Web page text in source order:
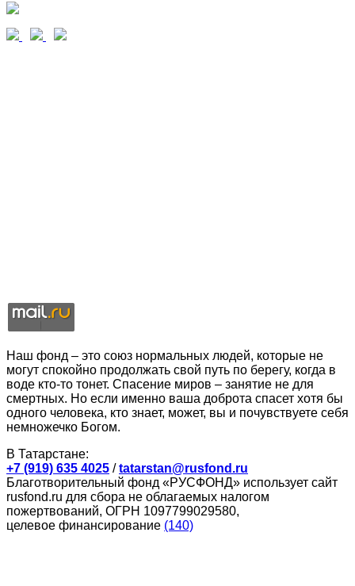
Наш фонд – это союз нормальных людей, которые не
могут спокойно продолжать свой путь по берегу, когда в
воде кто-то тонет. Спасение миров – занятие не для
смертных. Но если именно ваша доброта спасет хотя бы
одного человека, кто знает, может, вы и почувствуете себя
немножечко Богом.
В Татарстане:
+7 (919) 635 4025 /tatarstan@rusfond.ru
Благотворительный фонд «РУСФОНД» использует сайт
rusfond.ru для сбора не облагаемых налогом
пожертвований, ОГРН 1097799029580,
целевое финансирование (140)